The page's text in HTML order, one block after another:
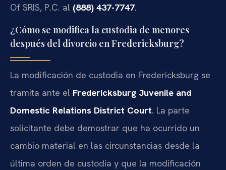
Of SRIS, P.C. al (888) 437-7747.
¿Cómo se modifica la custodia de menores
después del divorcio en Fredericksburg?
La modificación de custodia en Fredericksburg se
tramita ante el Fredericksburg Juvenile and
Domestic Relations District Court. La parte
solicitante debe demostrar que ha ocurrido un
cambio material en las circunstancias desde la
última orden de custodia y que la modificación